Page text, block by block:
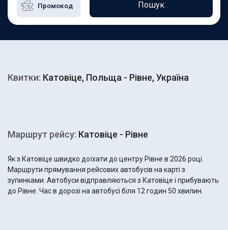
Пошук
Квитки: Катовіце, Польща - Рівне, Україна
Маршрут рейсу: Катовіце - Рівне
Як з Катовіце швидко доїхати до центру Рівне в 2026 році.
Маршрути прямування рейсових автобусів на карті з
зупинками. Автобуси відправляються з Катовіце і прибувають
до Рівне. Час в дорозі на автобусі біля 12 годин 50 хвилин.